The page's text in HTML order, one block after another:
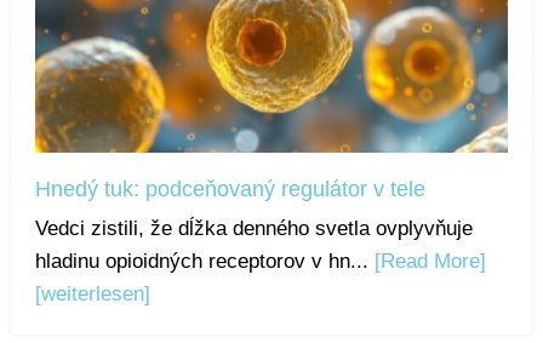
Hnedý tuk: podceňovaný regulátor v tele
Vedci zistili, že dĺžka denného svetla ovplyvňuje
hladinu opioidných receptorov v hn... [Read More]
[weiterlesen]